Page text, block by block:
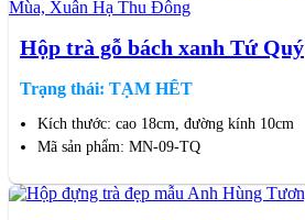
Hộp trà gỗ bách xanh Tứ Quý
Trạng thái: TẠM HẾT
Kích thước: cao 18cm, đường kính 10cm
Mã sản phẩm: MN-09-TQ